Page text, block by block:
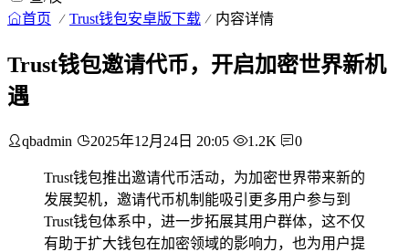
首页 Trust钱包安卓版下载 内容详情
Trust钱包邀请代币，开启加密世界新机
遇
qbadmin 2025年12月24日 20:05 1.2K 0
Trust钱包推出邀请代币活动，为加密世界带来新的
发展契机，邀请代币机制能吸引更多用户参与到
Trust钱包体系中，进一步拓展其用户群体，这不仅
有助于扩大钱包在加密领域的影响力，也为用户提